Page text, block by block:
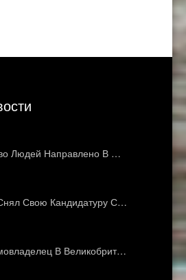
Людей Направлено В …
Свою Кандидатуру С…
В Великобрит…